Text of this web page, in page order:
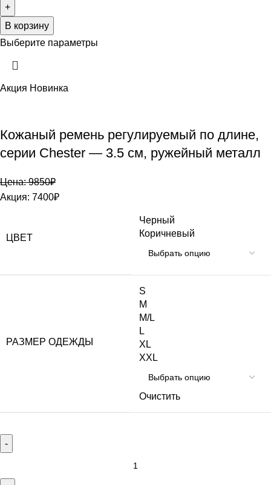
В корзину
Выберите параметры
Акция Новинка
Кожаный ремень регулируемый по длине,
серии Chester — 3.5 см, ружейный металл
Цена:9850₽
Акция: 7400₽
ЦВЕТ
Черный
Коричневый
РАЗМЕР ОДЕЖДЫ
S
M
M/L
L
XL
XXL
Очистить